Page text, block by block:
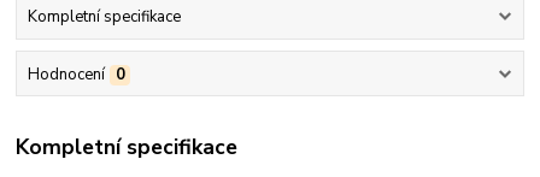
Kompletní specifikace
Hodnocení 0
Kompletní specifikace